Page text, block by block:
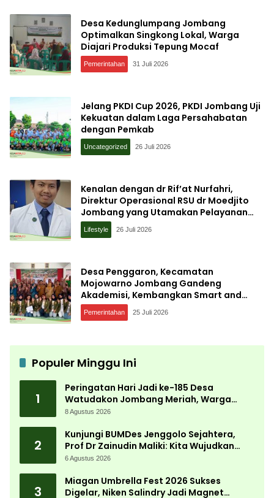
Desa Kedunglumpang Jombang
Optimalkan Singkong Lokal, Warga
Diajari Produksi Tepung Mocaf
Pemerintahan 31 Juli 2026
Jelang PKDI Cup 2026, PKDI Jombang Uji
Kekuatan dalam Laga Persahabatan
dengan Pemkab
Uncategorized 26 Juli 2026
Kenalan dengan dr Rif’at Nurfahri,
Direktur Operasional RSU dr Moedjito
Jombang yang Utamakan Pelayanan
Ilmiah
Lifestyle 26 Juli 2026
Desa Penggaron, Kecamatan
Mojowarno Jombang Gandeng
Akademisi, Kembangkan Smart and
Sustainable Village, Ini Tujuannya
Pemerintahan 25 Juli 2026
Populer Minggu Ini
1
Peringatan Hari Jadi ke-185 Desa
Watudakon Jombang Meriah, Warga
Tumpek Blek Padati Karnaval Budaya
8 Agustus 2026
2
Kunjungi BUMDes Jenggolo Sejahtera,
Prof Dr Zainudin Maliki: Kita Wujudkan
Kemandirian Ekonomi dengan Potensi
6 Agustus 2026
3
Miagan Umbrella Fest 2026 Sukses
Digelar, Niken Salindry Jadi Magnet